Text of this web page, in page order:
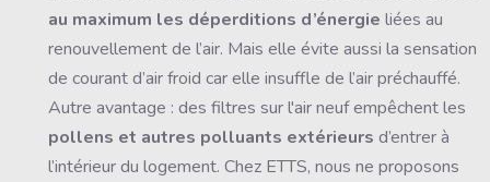
au maximum les déperditions d’énergie liées au
renouvellement de l’air. Mais elle évite aussi la sensation
de courant d’air froid car elle insuffle de l’air préchauffé.
Autre avantage : des filtres sur l'air neuf empêchent les
pollens et autres polluants extérieurs d’entrer à
l’intérieur du logement. Chez ETTS, nous ne proposons